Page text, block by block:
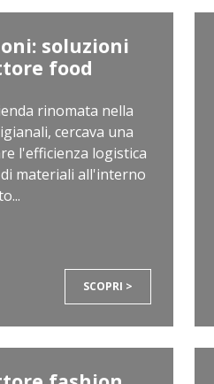
soluzioni
food
rinomata nella
cercava una
l'efficienza logistica
materiali all'interno
SCOPRI >